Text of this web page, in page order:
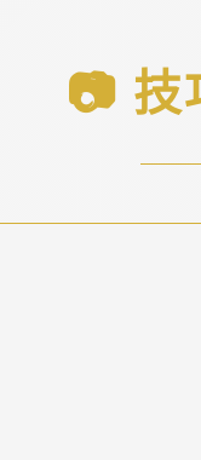
📷 技